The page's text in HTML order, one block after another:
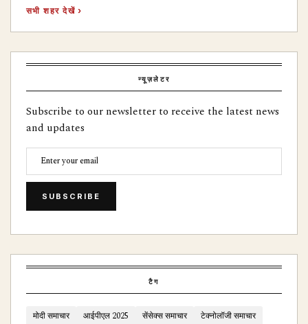
सभी शहर देखें ›
न्यूज़लेटर
Subscribe to our newsletter to receive the latest news
and updates
SUBSCRIBE
टैग
मोदी समाचार आईपीएल 2025 सेंसेक्स समाचार
टेक्नोलॉजी समाचार